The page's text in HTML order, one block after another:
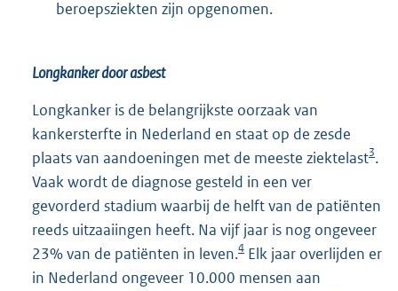
beroepsziekten zijn opgenomen.
Longkanker door asbest
Longkanker is de belangrijkste oorzaak van
kankersterfte in Nederland en staat op de zesde
plaats van aandoeningen met de meeste ziektelast3.
Vaak wordt de diagnose gesteld in een ver
gevorderd stadium waarbij de helft van de patiënten
reeds uitzaaiingen heeft. Na vijf jaar is nog ongeveer
23% van de patiënten in leven.4 Elk jaar overlijden er
in Nederland ongeveer 10.000 mensen aan